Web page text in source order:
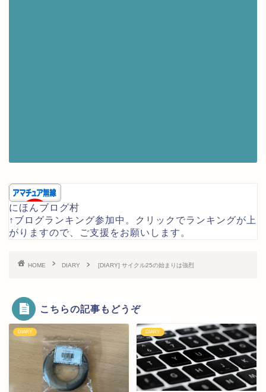
にほんブログ村
↑ブログランキング参加中。クリックでランキングが上
がりますので、ご支援をお願いします。
HOME DIARY [DIARY] サイクル25の始まりは強烈
こちらの記事もどうぞ
DIARY DIARY